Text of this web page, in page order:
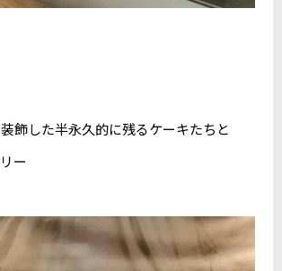
飾した半永久的に残るケーキたちと
ー